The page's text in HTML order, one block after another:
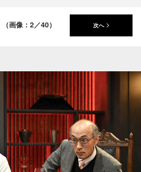
（画像：2／40） 次へ